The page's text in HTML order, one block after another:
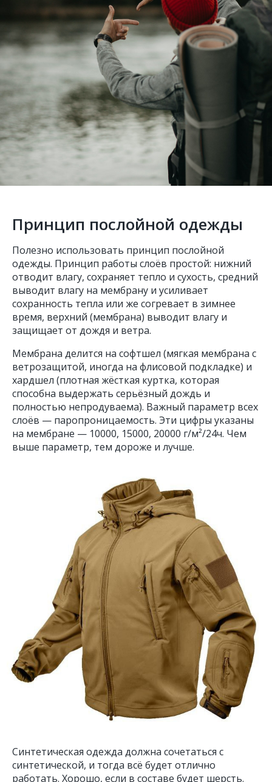
Принцип послойной одежды
Полезно использовать принцип послойной
одежды. Принцип работы слоёв простой: нижний
отводит влагу, сохраняет тепло и сухость, средний
выводит влагу на мембрану и усиливает
сохранность тепла или же согревает в зимнее
время, верхний (мембрана) выводит влагу и
защищает от дождя и ветра.
Мембрана делится на софтшел (мягкая мембрана с
ветрозащитой, иногда на флисовой подкладке) и
хардшел (плотная жёсткая куртка, которая
способна выдержать серьёзный дождь и
полностью непродуваема). Важный параметр всех
слоёв — паропроницаемость. Эти цифры указаны
на мембране — 10000, 15000, 20000 г/м²/24ч. Чем
выше параметр, тем дороже и лучше.
Синтетическая одежда должна сочетаться с
синтетической, и тогда всё будет отлично
работать. Хорошо, если в составе будет шерсть.